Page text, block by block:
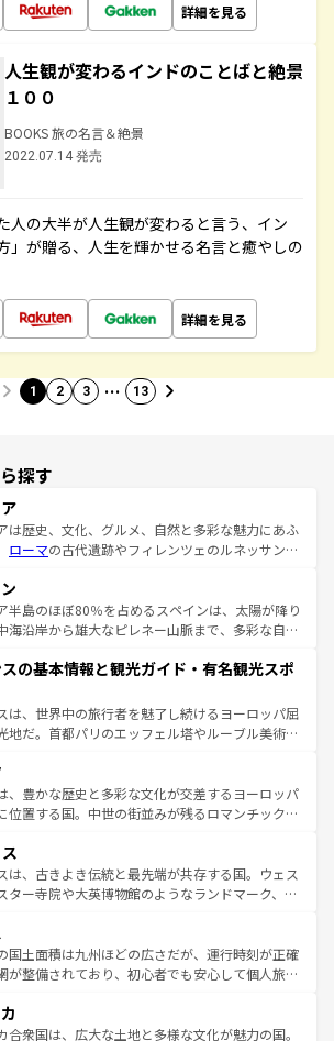
詳細を見る
人生観が変わるインドのことばと絶景
１００
BOOKS 旅の名言＆絶景
2022.07.14 発売
人の大半が人生観が変わると言う、イン
」が贈る、人生を輝かせる名言と癒やしの
詳細を見る
1 2 3 … 13
探す
は歴史、文化、グルメ、自然と多彩な魅力にあふ
ローマの古代遺跡やフィレンツェのルネッサンス
スカーナの美しい田園風景やアマルフィ海岸の絶
自然景観も見逃せない。観光の合間には、本場の
スタなど、絶品のイタリア料理を堪能することも
れるイタリアで、忘れられない旅をしてみよう！
着のイタリア情報は
半島のほぼ80％を占めるスペインは、太陽が降り
海沿岸から雄大なピレネー山脈まで、多彩な自然
付くこの国では、情熱的なフラメンコ、熱気あふ
、そして美味しいタパスが生活の一部となってい
マドリードの洗練された雰囲気や、バルセロナの
溢れた街角から、地方では古代ローマ遺跡や中世
方によって風土や気候が異なるスペインはその個
性で訪れる人を魅了する。 なお、新着のスペイン情報は コ
一覧を参照してほしい。
の基本情報と観光ガイド・有名観光スポ
は、世界中の旅行者を魅了し続けるヨーロッパ屈
地だ。首都パリのエッフェル塔やルーブル美術館
い魅力が詰まっている。華麗な宮殿、歴史的な大
しいビーチ、そして豊かな自然が、訪れる者を心
する。また、フランスは美食の国としても知ら
ャンパンの発祥地であるランス、プロヴァンスの
ラベンダー畑など、多彩な楽しみ方が可能だ。さ
リ以外の地域にも魅力が溢れており、どの街角に
に足を運ぶとそれぞれで全く異なる文化を体験で
きるだろう。 なお、新着のフランス情報はコンテンツ一覧
てほしい。
、豊かな歴史と多彩な文化が交差するヨーロッパ
位置する国。中世の街並みが残るロマンチック街
この国は、どこを歩いても飽きることがない。ベ
文化的活気、バイエルン州のアルプスの絶景、そ
ン川沿いのワイン畑といった風景は必見。ビール
きな人にはぜひ体験してほしい。 なお、新着の
報はコンテンツ一覧を参照してほしい。
は、古きよき伝統と最先端が共存する国。ウェス
ター寺院や大英博物館のようなランドマーク、歴
に異なる魅力がある。また、優雅なアフタヌーン
ビール好きにはたまらない英国パブ、サッカー観
本場だからこそできる体験も豊富。イギリスを旅
を参照してほしい。
国土面積は九州ほどの広さだが、運行時刻が正確
が整備されており、初心者でも安心して個人旅行
そのまま残る町や、スイスならではのユニークな
あり、アルプス観光だけでなく町歩きも満喫する
合衆国は、広大な土地と多様な文化が魅力の国。